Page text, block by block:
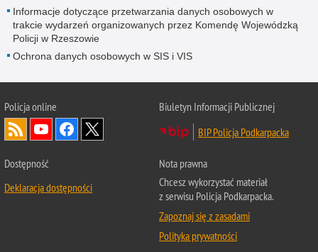
Informacje dotyczące przetwarzania danych osobowych w
trakcie wydarzeń organizowanych przez Komendę Wojewódzką
Policji w Rzeszowie
Ochrona danych osobowych w SIS i VIS
Policja online
Biuletyn Informacji Publicznej
BIP Policja Podkarpacka
Dostępność
Deklaracja dostępności
Nota prawna
Chcesz wykorzystać materiał
z serwisu Policja Podkarpacka.
Zapoznaj się z zasadami
Polityka prywatności